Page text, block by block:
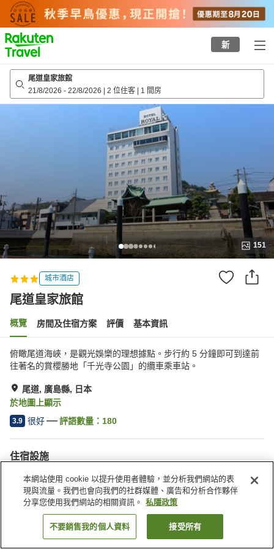
to
top
page
新
尾道皇家旅館
21/8/2026 - 22/8/2026 | 2 位住客 | 1 間房
151
城市酒店
尾道皇家旅館
概覽 房間及住宿方案 評價 基本資訊
俯瞰尾道海峽，是觀光娛樂的理想據點。步行約 5 分鐘即可到達前
往著名的賞櫻勝地「千光寺公園」的纜車乘車站。
尾道, 廣島縣, 日本
於地圖上顯示
3.9 很好 評語數量： 180
住宿設施
停車場
餐廳
咖啡廳
自動販賣機
找客房
本網站使用 cookie 以提升使用者體驗，並分析我們網站的表
現與流量。我們也會向我們的社群媒體、廣告和分析合作夥伴
分享您使用我們網站的相關資訊。
私隱政策
不要銷售我的個人資料 接受所有